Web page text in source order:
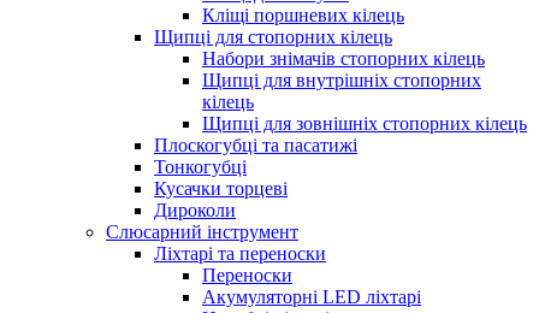
Кліщі поршневих кілець
Щипці для стопорних кілець
Набори знімачів стопорних кілець
Щипці для внутрішніх стопорних
кілець
Щипці для зовнішніх стопорних кілець
Плоскогубці та пасатижі
Тонкогубці
Кусачки торцеві
Дироколи
Слюсарний інструмент
Ліхтарі та переноски
Переноски
Акумуляторні LED ліхтарі